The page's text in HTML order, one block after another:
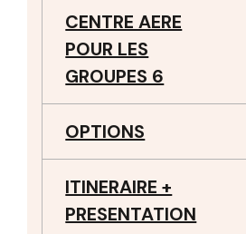
CENTRE AERE
POUR LES
GROUPES 6
OPTIONS
ITINERAIRE +
PRESENTATION